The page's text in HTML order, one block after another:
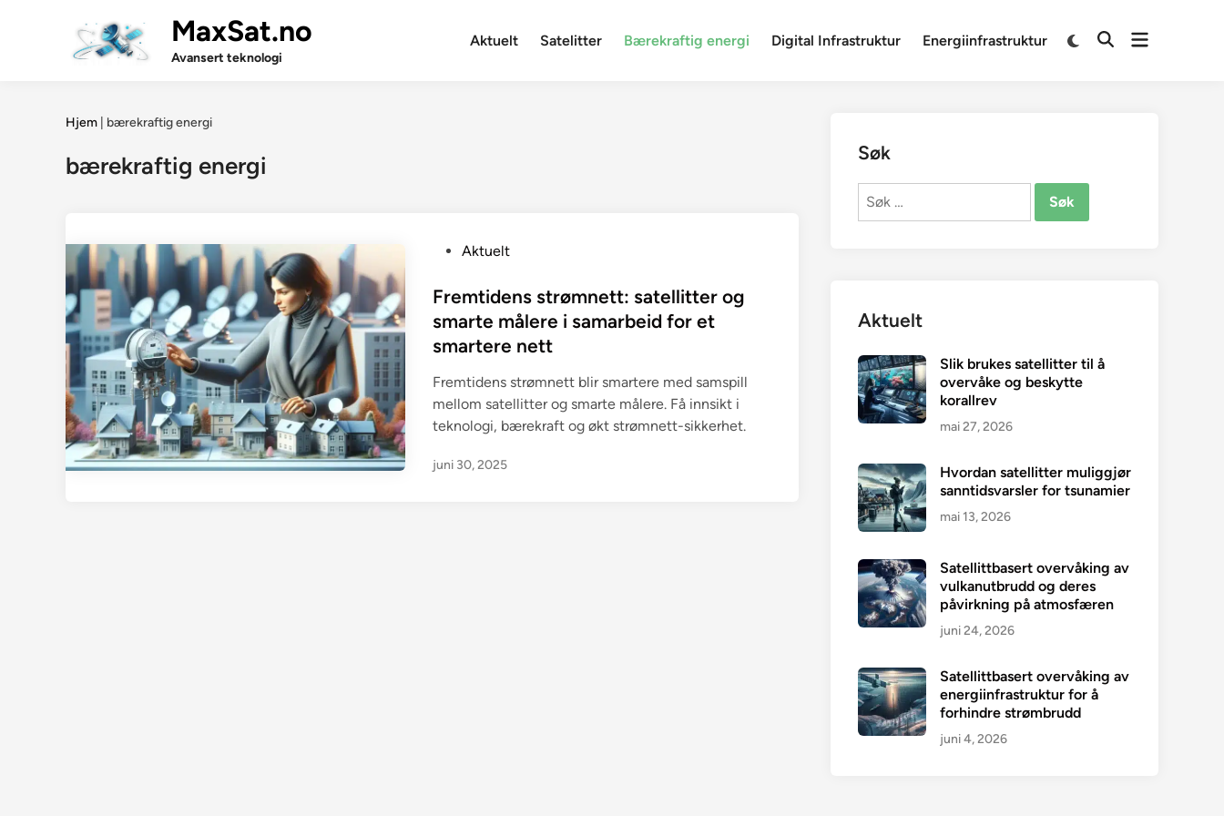
MaxSat.no
Avansert teknologi
Aktuelt Satelitter Bærekraftig energi Digital Infrastruktur Energiinfrastruktur
SwitchOpenOpen
Hjem bærekraftig energi
bærekraftig energi
s
t
d
i
n
Aktuelt
Fremtidens strømnett: satellitter og
smarte målere i samarbeid for et
smartere nett
Fremtidens strømnett blir smartere med samspill
mellom satellitter og smarte målere. Få innsikt i
teknologi, bærekraft og økt strømnett-sikkerhet.
juni 30, 2025
Søk
Søk
Aktuelt
Slik brukes satellitter til å
overvåke og beskytte
korallrev
mai 27, 2026
Hvordan satellitter muliggjør
sanntidsvarsler for tsunamier
mai 13, 2026
Satellittbasert overvåking av
vulkanutbrudd og deres
påvirkning på atmosfæren
juni 24, 2026
Satellittbasert overvåking av
energiinfrastruktur for å
forhindre strømbrudd
juni 4, 2026